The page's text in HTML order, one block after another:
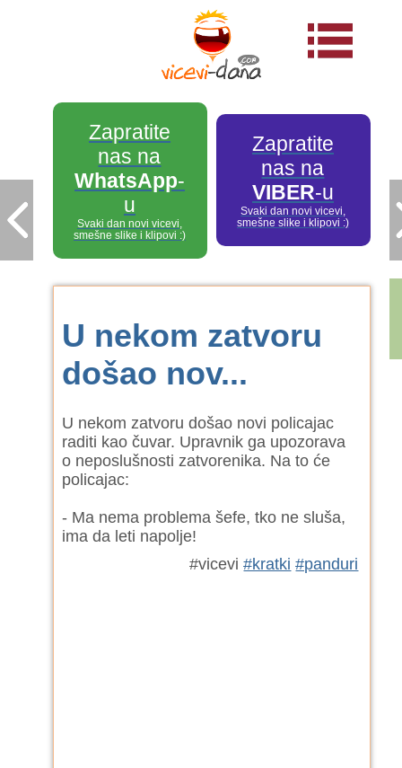
Zapratite
nas na
WhatsApp-
u
Svaki dan novi vicevi,
smešne slike i klipovi :)
Zapratite
nas na
VIBER-u
Svaki dan novi vicevi,
smešne slike i klipovi :)
U nekom zatvoru
došao nov...
U nekom zatvoru došao novi policajac
raditi kao čuvar. Upravnik ga upozorava
o neposlušnosti zatvorenika. Na to će
policajac:
- Ma nema problema šefe, tko ne sluša,
ima da leti napolje!
#vicevi#kratki #panduri